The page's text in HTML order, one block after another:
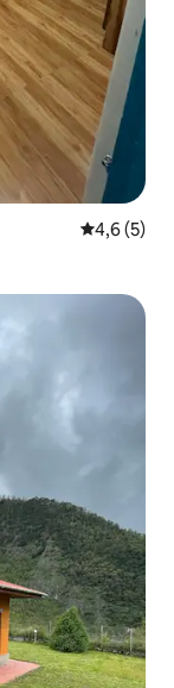
4,6 av 5 i
4,6 (5)